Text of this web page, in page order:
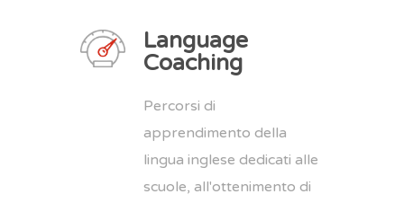
Language
Coaching
Percorsi di
apprendimento della
lingua inglese dedicati alle
scuole, all'ottenimento di